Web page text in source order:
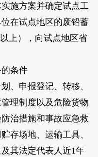
施方案并确定试点工
在试点地区的废铅蓄
上），向试点地区省
条件
申报登记、转移、
理制度以及危险货物
治措施和事故应急救
存场地、运输工具、
其法定代表人近1年